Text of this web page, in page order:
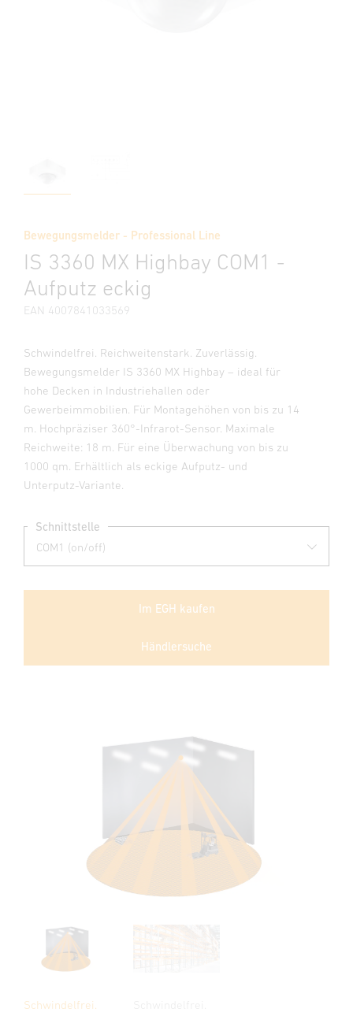
Bewegungsmelder - Professional Line
IS 3360 MX Highbay COM1 -
Aufputz eckig
EAN 4007841033569
Schwindelfrei. Reichweitenstark. Zuverlässig.
Bewegungsmelder IS 3360 MX Highbay – ideal für
hohe Decken in Industriehallen oder
Gewerbeimmobilien. Für Montagehöhen von bis zu 14
m. Hochpräziser 360°-Infrarot-Sensor. Maximale
Reichweite: 18 m. Für eine Überwachung von bis zu
1000 qm. Erhältlich als eckige Aufputz- und
Unterputz-Variante.
Schnittstelle
Im EGH kaufen
Händlersuche
Schwindelfrei.